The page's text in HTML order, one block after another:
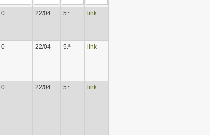
0 22/04 5.ª link
0 22/04 5.ª link
0 22/04 5.ª link